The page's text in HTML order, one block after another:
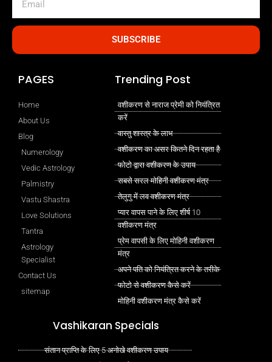
SUBSCRIBE
PAGES
Home
About Us
Blog
Numerology
Vedic Astrology
Palmistry
Vastu Shastra
Love Solutions
Tantra
Astrology
Specialist
Contact Us
sitemap
Trending Post
वशीकरण से नाराज प्रेमी को नियंत्रित
करें
वास्तु शास्त्र के लाभ
वशीकरण का असर कितने दिन रहता है
फोटो द्वारा वशीकरण के उपाय
सबसे सरल मोहिनी वशीकरण मंत्र
तेलुगु में लव वशीकरण मंत्र
प्यार वापस पाने के लिए शीर्ष 10
वशीकरण मंत्र
प्रेम वापसी के लिए मोहिनी वशीकरण
मंत्र
अपने पति को नियंत्रित करने के तरीके
फोटो से वशीकरण कैसे करें
मोहिनी वशीकरण मंत्र कैसे करें
Vashikaran Specials
संतान प्राप्ति के लिए 5 अनोखे वशीकरण उपाय